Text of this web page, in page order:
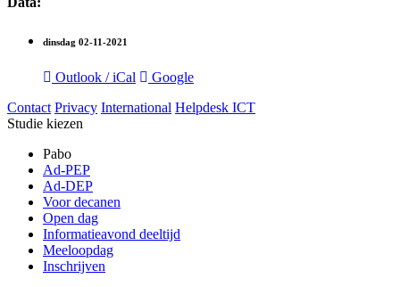
dinsdag 02-11-2021
Outlook / iCal
Google
Contact Privacy International Helpdesk ICT
Studie kiezen
Pabo
Ad-PEP
Ad-DEP
Voor decanen
Open dag
Informatieavond deeltijd
Meeloopdag
Inschrijven